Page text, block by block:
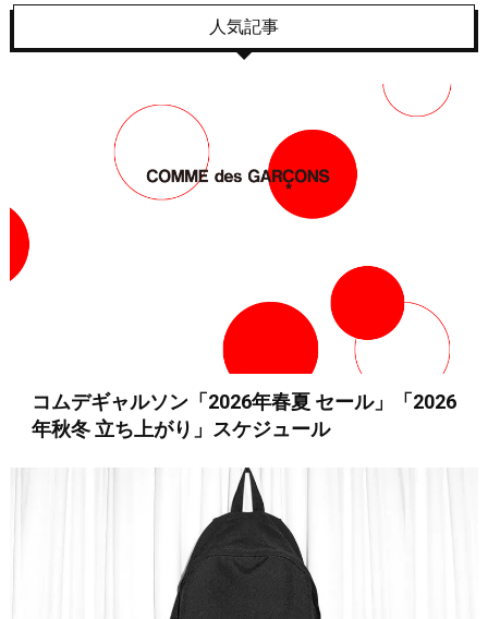
人気記事
コムデギャルソン「2026年春夏 セール」「2026
年秋冬 立ち上がり」スケジュール